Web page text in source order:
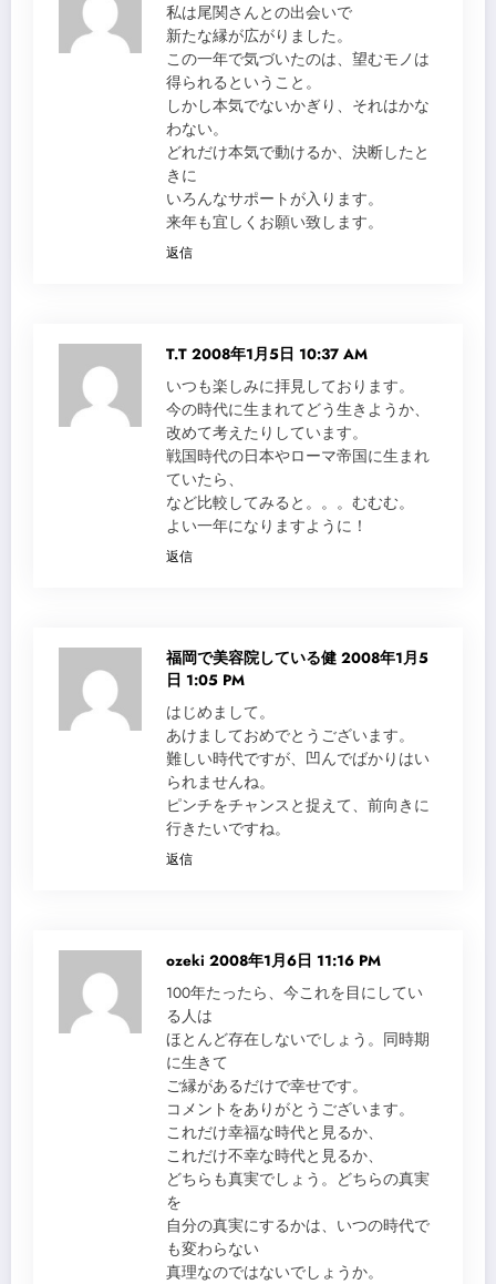
私は尾関さんとの出会いで
新たな縁が広がりました。
この一年で気づいたのは、望むモノは
得られるということ。
しかし本気でないかぎり、それはかな
わない。
どれだけ本気で動けるか、決断したと
きに
いろんなサポートが入ります。
来年も宜しくお願い致します。
返信
T.T 2008年1月5日 10:37 AM
いつも楽しみに拝見しております。
今の時代に生まれてどう生きようか、
改めて考えたりしています。
戦国時代の日本やローマ帝国に生まれ
ていたら、
など比較してみると。。。むむむ。
よい一年になりますように！
返信
福岡で美容院している健 2008年1月5
日 1:05 PM
はじめまして。
あけましておめでとうございます。
難しい時代ですが、凹んでばかりはい
られませんね。
ピンチをチャンスと捉えて、前向きに
行きたいですね。
返信
ozeki 2008年1月6日 11:16 PM
100年たったら、今これを目にしてい
る人は
ほとんど存在しないでしょう。同時期
に生きて
ご縁があるだけで幸せです。
コメントをありがとうございます。
これだけ幸福な時代と見るか、
これだけ不幸な時代と見るか、
どちらも真実でしょう。どちらの真実
を
自分の真実にするかは、いつの時代で
も変わらない
真理なのではないでしょうか。